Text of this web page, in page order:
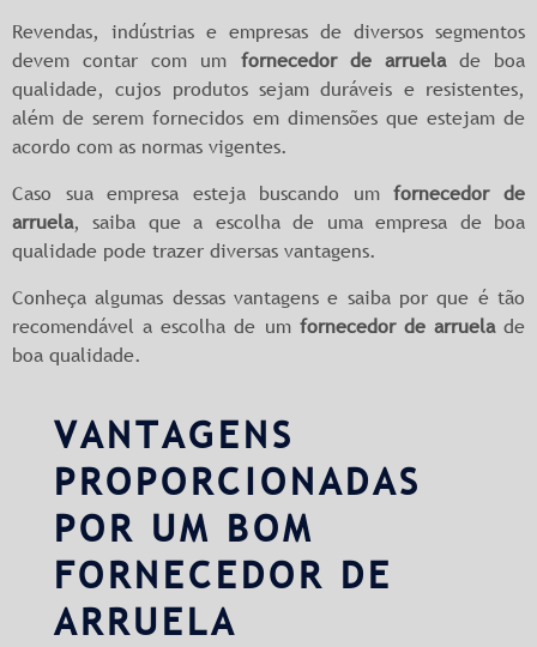
Revendas, indústrias e empresas de diversos segmentos
devem contar com um fornecedor de arruelade boa
qualidade, cujos produtos sejam duráveis e resistentes,
além de serem fornecidos em dimensões que estejam de
acordo com as normas vigentes.
Caso sua empresa esteja buscando umfornecedor de
arruela, saiba que a escolha de uma empresa de boa
qualidade pode trazer diversas vantagens.
Conheça algumas dessas vantagens e saiba por que é tão
recomendável a escolha de um fornecedor de arruelade
boa qualidade.
VANTAGENS
PROPORCIONADAS
POR UM BOM
FORNECEDOR DE
ARRUELA